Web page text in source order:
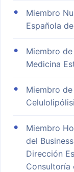
Miembro
Española
Miembro
Medicina
Miembro
Miembro
del
Dirección
Consultoría